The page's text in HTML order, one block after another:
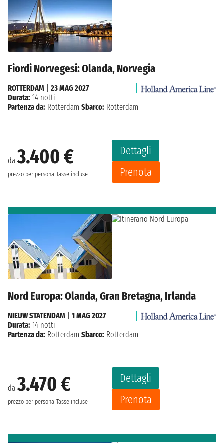
Fiordi Norvegesi: Olanda, Norvegia
da3.400 €
prezzo per persona Tasse incluse
Dettagli
Prenota
ROTTERDAM
23 MAG 2027
Durata: 14 notti
Partenza da: Rotterdam Sbarco: Rotterdam
Nord Europa: Olanda, Gran Bretagna, Irlanda
da3.470 €
prezzo per persona Tasse incluse
Dettagli
Prenota
NIEUW STATENDAM
1 MAG 2027
Durata: 14 notti
Partenza da: Rotterdam Sbarco: Rotterdam